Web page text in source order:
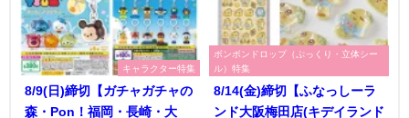
キャラクター特集
8/9(日)締切【ガチャガチャの
森・Pon！福岡・長崎・大
ボンボンドロップ（ぷっくり・立体シー
ル）特集
8/14(金)締切【ふなっしーラ
ンド大阪梅田店(キデイランド